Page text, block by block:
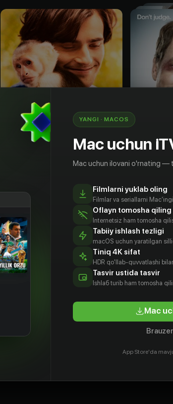
13 +
Джиджи и Нэйт Рейк
Obuna
YANGI · MACOS
Mac uchun
Mac uchun ilovani o'rnating —
Filmlarni yuklab oling
Filmlar va seriallarni
Oflayn tomosha qiling
Internetsiz ham tomosha
Tabiiy ishlash tezligi
macOS uchun yaratilgan
Tiniq 4K sifat
HDR qo'llab-quvvatlashi
Tasvir ustida tasvir
Ishlаб turib ham tomosha
Mac
App Store'da